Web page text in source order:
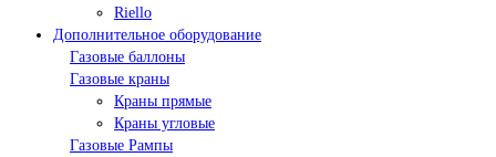
Riello
Дополнительное оборудование
Газовые баллоны
Газовые краны
Краны прямые
Краны угловые
Газовые Рампы